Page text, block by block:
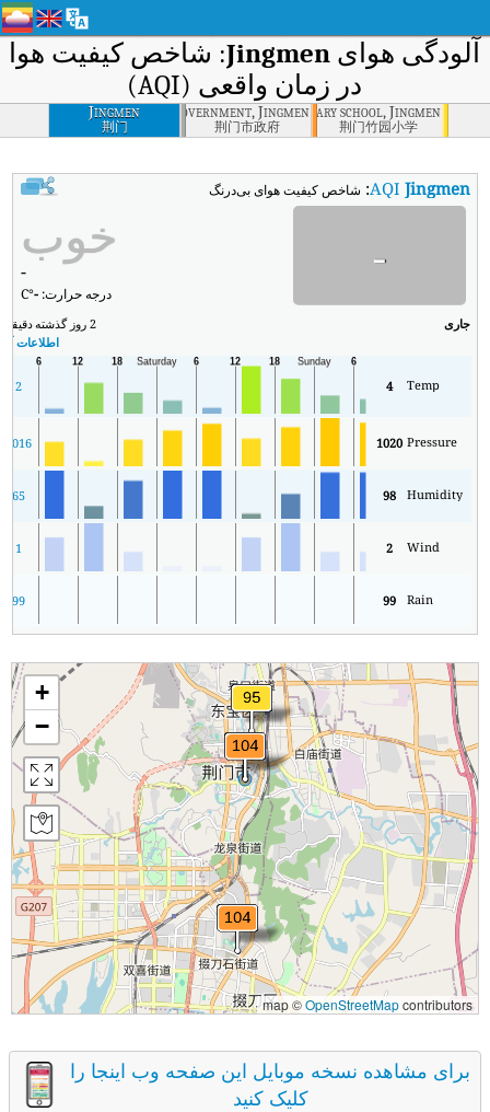
آلودگی هوای Jingmen: شاخص کیفیت هوا
در زمان واقعی (AQI)
Jingmen
荆门
City government, Jingmen
荆门市政府
Zhuyuan primary school, Jingmen
荆门竹园小学
AQIJingmen
: شاخص کیفیت هوای بی‌درنگ Jingmen (AQI).
- خوب
-
درجه حرارت:-
°C
جاری 2 روز گذشته دقیقه
اطلاعات آب
Temp
4
2
Pressure
1020
1016
Humidity
98
65
Wind
2
1
Rain
99
99
+
−
map ©OpenStreetMapcontributors
برای مشاهده نسخه موبایل این صفحه وب اینجا را
کلیک کنید